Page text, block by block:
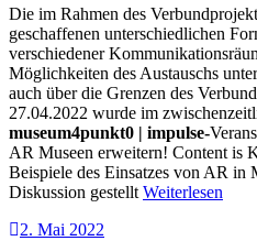
Die im Rahmen des
geschaffenen unterschiedlichen
verschiedener
Möglichkeiten des Austauschs
auch über die Grenzen des
27.04.2022 wurde im
museum4punkt0 | impulse-
AR Museen erweitern! Content is
Beispiele des Einsatzes von AR in
Diskussion gestellt Weiterlesen
2. Mai 2022